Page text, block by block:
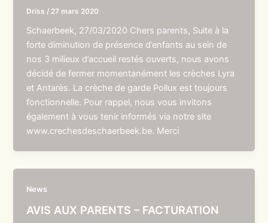
Driss / 27 mars 2020
Schaerbeek, 27/03/2020 Chers parents, Suite à la
forte diminution de présence d’enfants au sein de
nos 3 milieux d’accueil restés ouverts, nous avons
décidé de fermer momentanément les crèches Lyra
et Antarès. La crèche de garde Pollux est toujours
fonctionnelle. Pour rappel, nous vous invitons
également à vous tenir informés via notre site
www.crechesdeschaerbeek.be. Merci
News
AVIS AUX PARENTS – FACTURATION